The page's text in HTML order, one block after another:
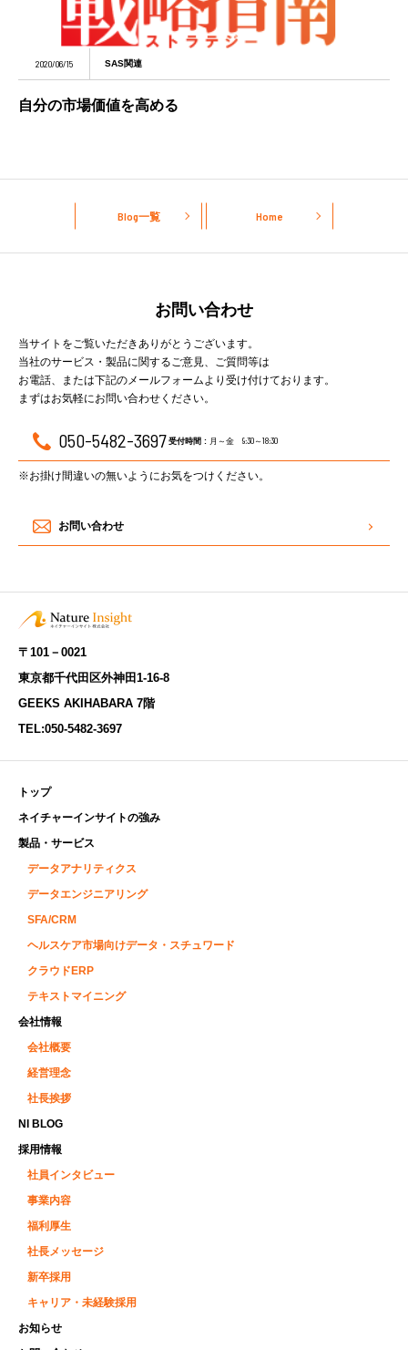
2020/06/15 SAS関連
自分の市場価値を高める
Blog一覧 Home
お問い合わせ
当サイトをご覧いただきありがとうございます。
当社のサービス・製品に関するご意見、ご質問等は
お電話、または下記のメールフォームより受け付けております。
まずはお気軽にお問い合わせください。
050-5482-3697 受付時間 : 月～金 9:30～18:30
※お掛け間違いの無いようにお気をつけください。
お問い合わせ
〒101－0021
東京都千代田区外神田1-16-8
GEEKS AKIHABARA 7階
TEL:050-5482-3697
トップ
ネイチャーインサイトの強み
製品・サービス
データアナリティクス
データエンジニアリング
SFA/CRM
ヘルスケア市場向けデータ・スチュワード
クラウドERP
テキストマイニング
会社情報
会社概要
経営理念
社長挨拶
NI BLOG
採用情報
社員インタビュー
事業内容
福利厚生
社長メッセージ
新卒採用
キャリア・未経験採用
お知らせ